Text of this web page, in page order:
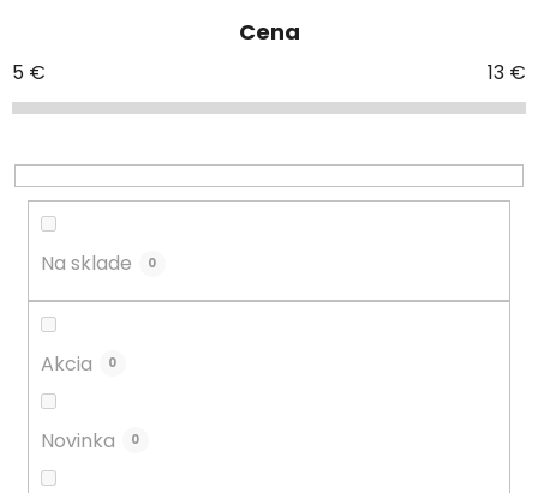
i
e
r
o
Cena
5 € 13 €
Na sklade 0
Akcia 0
Novinka 0